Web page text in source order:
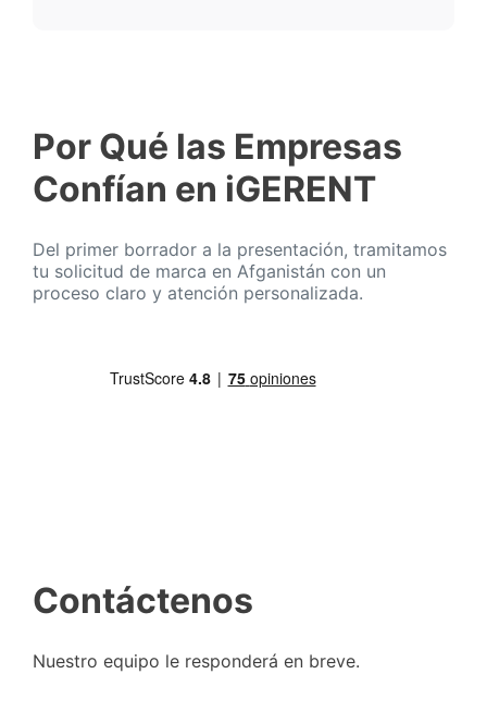
Por Qué las Empresas
Confían en iGERENT
Del primer borrador a la presentación, tramitamos
tu solicitud de marca en Afganistán con un
proceso claro y atención personalizada.
Contáctenos
Nuestro equipo le responderá en breve.